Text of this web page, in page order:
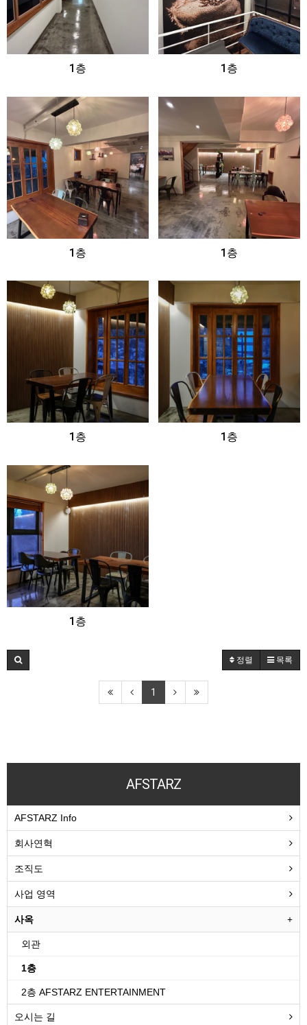
1층 1층
1층 1층
1층 1층
1층
정렬 목록
1
AFSTARZ
AFSTARZ Info
회사연혁
조직도
사업 영역
사옥
외관
1층
2층 AFSTARZ ENTERTAINMENT
오시는 길